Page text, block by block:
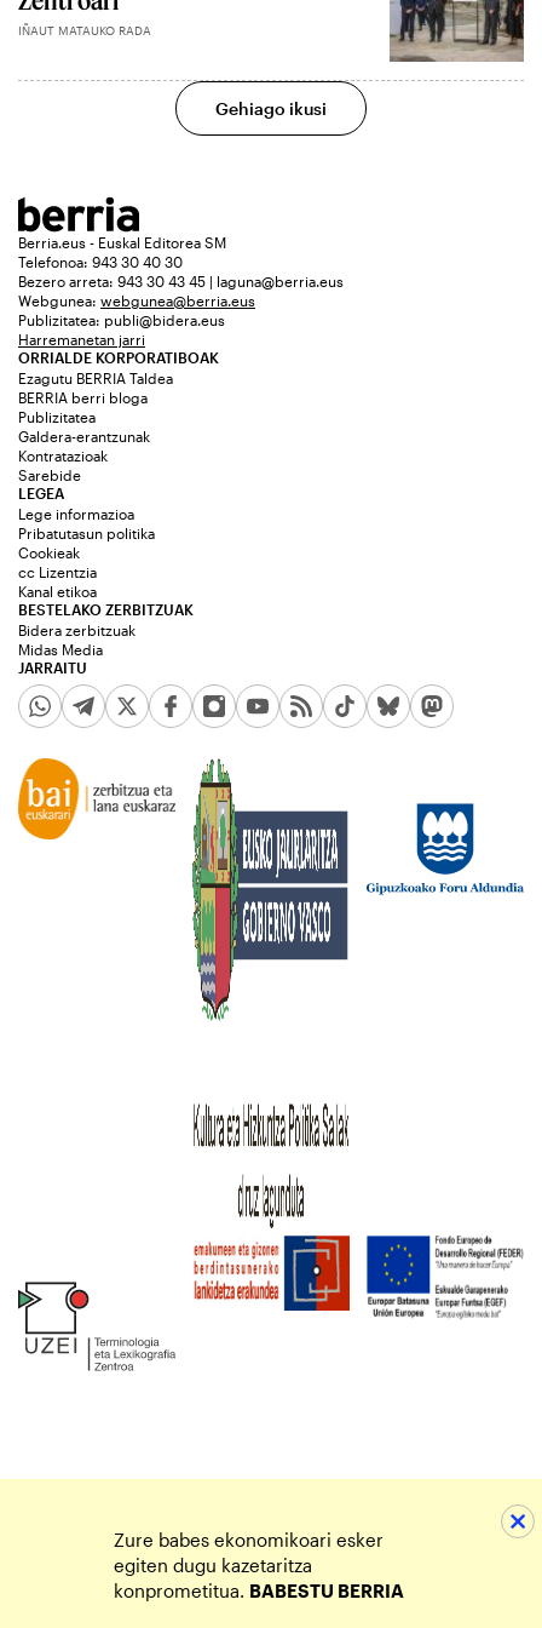
IÑAUT MATAUKO RADA
Gehiago ikusi
Berria.eus - Euskal Editorea SM
Telefonoa: 943 30 40 30
Bezero arreta: 943 30 43 45 | laguna@berria.eus
Webgunea: webgunea@berria.eus
Publizitatea: publi@bidera.eus
Harremanetan jarri
ORRIALDE KORPORATIBOAK
Ezagutu BERRIA Taldea
BERRIA berri bloga
Publizitatea
Galdera-erantzunak
Kontratazioak
Sarebide
JARRAITU
LEGEA
Lege informazioa
Pribatutasun politika
Cookieak
cc Lizentzia
Kanal etikoa
BESTELAKO ZERBITZUAK
Bidera zerbitzuak
Midas Media
Zure babes ekonomikoari esker
egiten dugu kazetaritza
konprometitua. BABESTU BERRIA